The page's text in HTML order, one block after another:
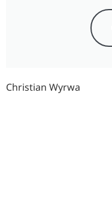
Christian Wyrwa